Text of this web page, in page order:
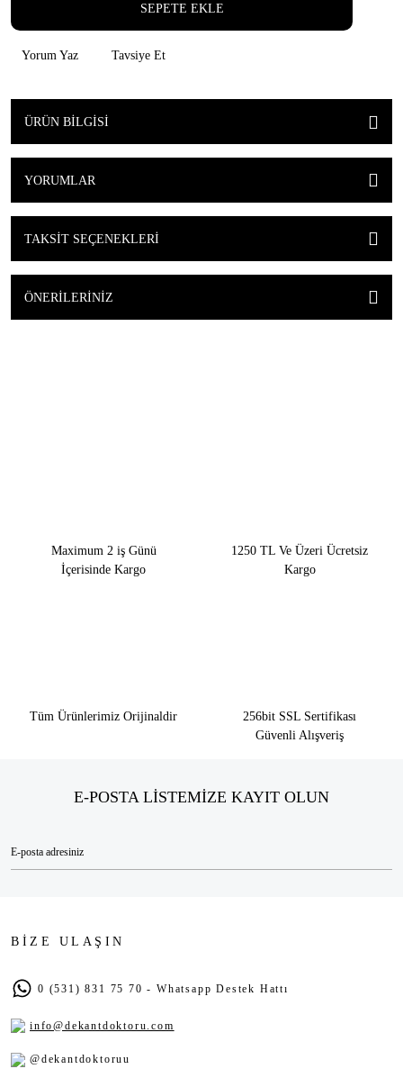
SEPETE EKLE
Yorum Yaz Tavsiye Et
ÜRÜN BILGISI
YORUMLAR
TAKSIT SEÇENEKLERI
ÖNERILERINIZ
Maximum 2 iş Günü
İçerisinde Kargo
1250 TL Ve Üzeri Ücretsiz
Kargo
Tüm Ürünlerimiz Orijinaldir
256bit SSL Sertifikası
Güvenli Alışveriş
E-POSTA LİSTEMİZE KAYIT OLUN
BİZE ULAŞIN
0 (531) 831 75 70 - Whatsapp Destek Hattı
info@dekantdoktoru.com
@dekantdoktoruu